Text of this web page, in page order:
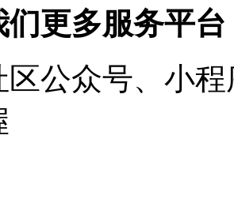
们更多服务平台
区公众号、小